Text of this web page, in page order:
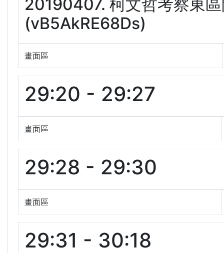
20190407. 柯文哲考察東
(vB5AkRE68Ds)
畫面區
29:20 - 29:27
畫面區
29:28 - 29:30
畫面區
29:31 - 30:18